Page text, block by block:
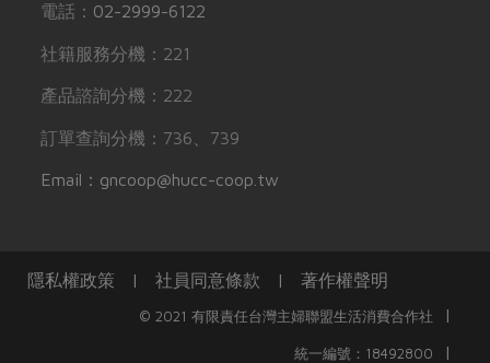
電話： 02-2999-6122
社籍服務分機：221
產品諮詢分機：222
訂單查詢分機：736、739
Email：gncoop@hucc-coop.tw
隱私權政策 | 社員同意條款 | 著作權聲明
© 2021 有限責任台灣主婦聯盟生活消費合作社 |
統一編號：18492800 |